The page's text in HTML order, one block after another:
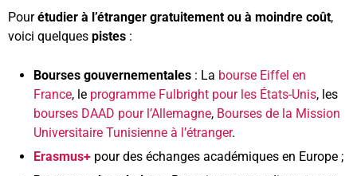
Pourétudier à l’étranger gratuitement ou à moindre coût,
voici quelques pistes :
Bourses gouvernementales : La bourse Eiffel en
France, le programme Fulbright pour les États-Unis, les
bourses DAAD pour l’Allemagne, Bourses de la Mission
Universitaire Tunisienne à l’étranger.
Erasmus+ pour des échanges académiques en Europe ;